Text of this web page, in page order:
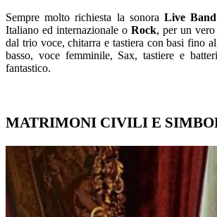
Sempre molto richiesta la sonoraLive
Italiano ed internazionale o Rock, per un
dal trio voce, chitarra e tastiera con basi fino
basso, voce femminile, Sax, tastiere e
fantastico.
MATRIMONI CIVILI E